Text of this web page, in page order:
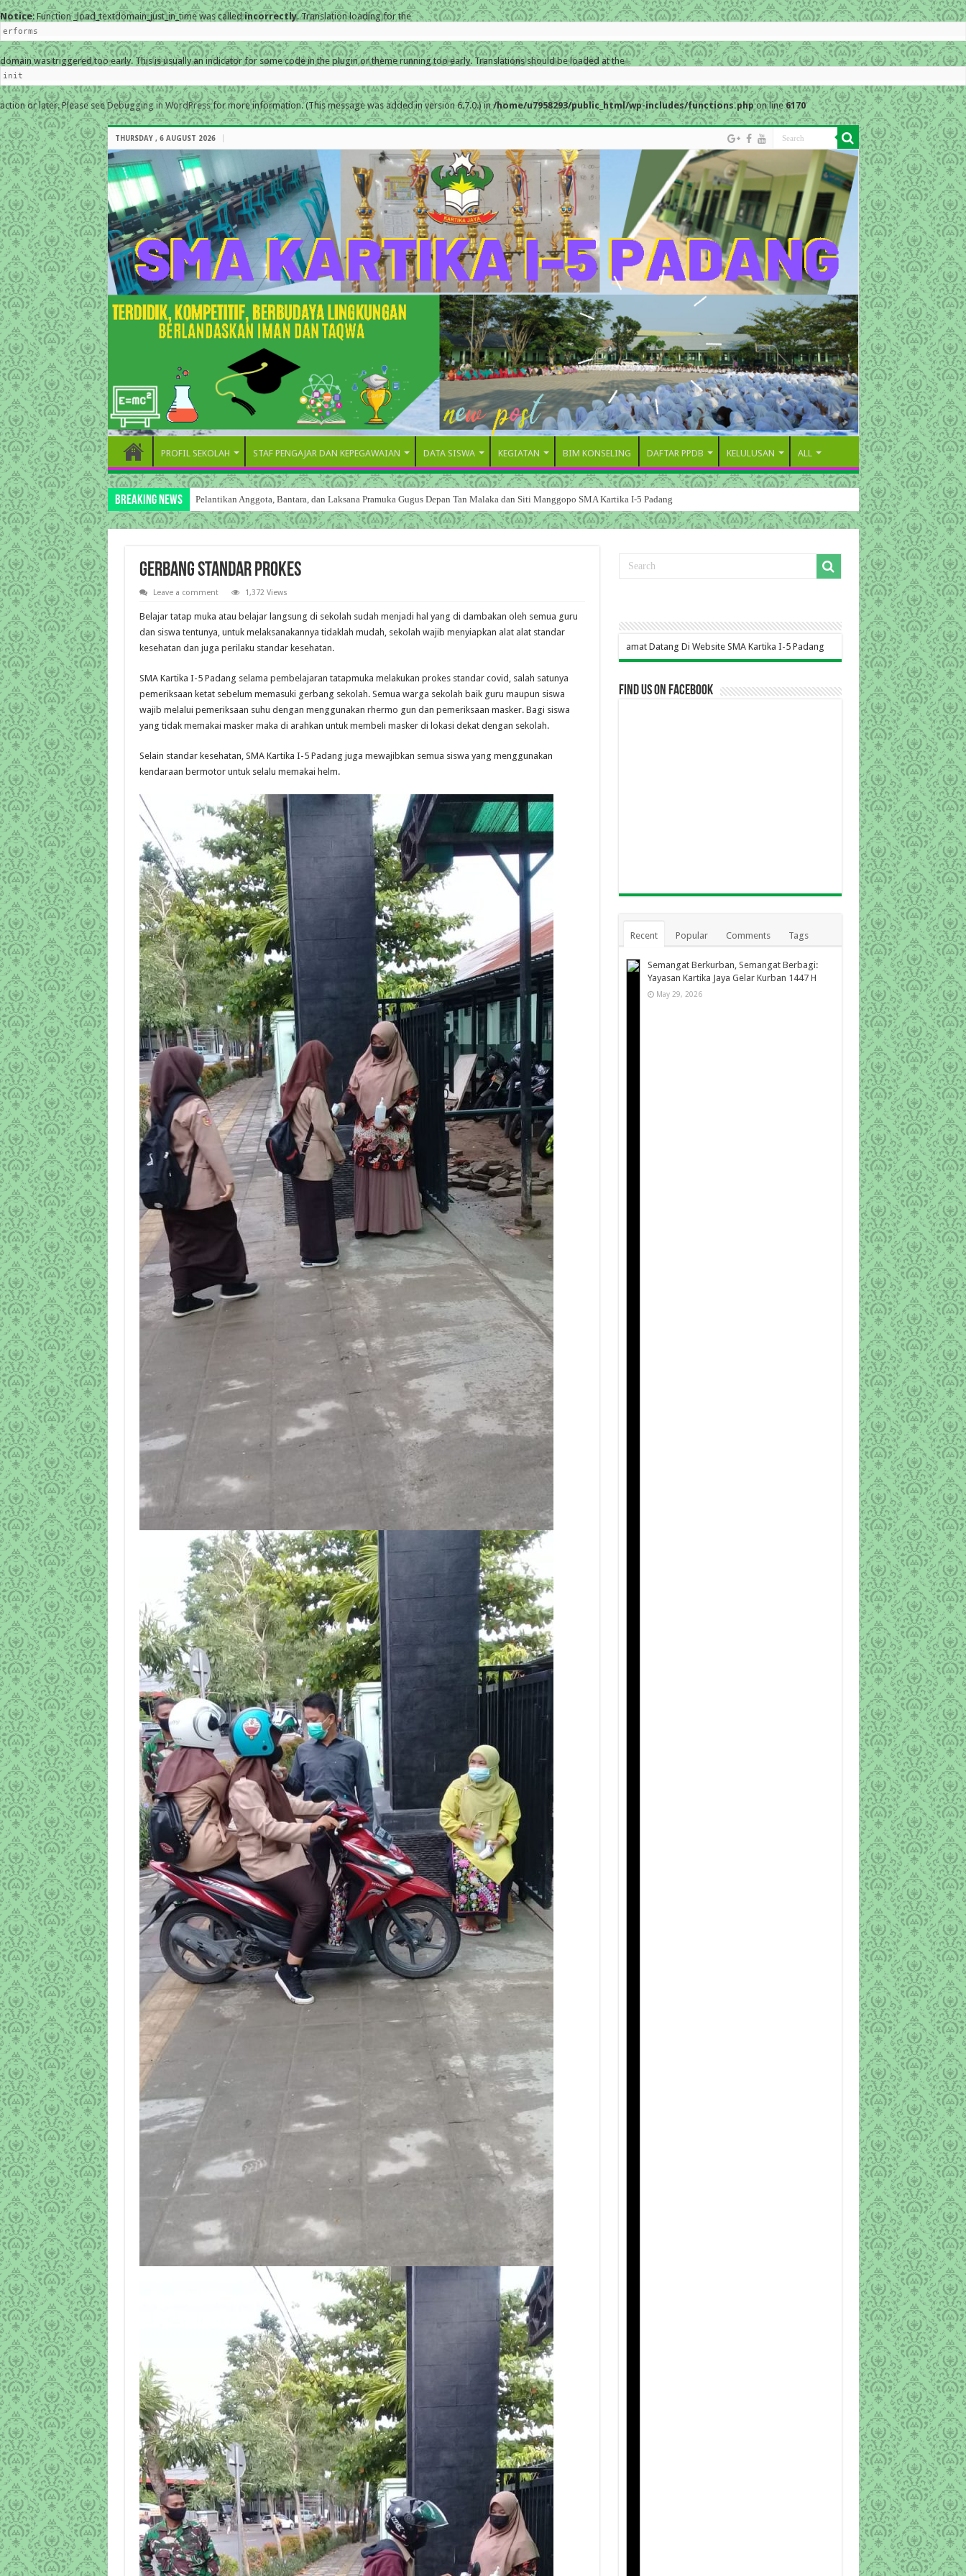
Notice: Function _load_textdomain_just_in_time was calledincorrectly. Translation loading for the
erforms
domain was triggered too early. This is usually an indicator for some code in the plugin or theme running too early. Translations should be loaded at the
init
action or later. Please seeDebugging in WordPressfor more information. (This message was added in version 6.7.0.) in/home/u7958293/public_html/wp-includes/functions.phpon line6170
THURSDAY , 6 AUGUST 2026
PROFIL SEKOLAH STAF PENGAJAR DAN KEPEGAWAIAN DATA SISWA KEGIATAN BIM KONSELING DAFTAR PPDB KELULUSAN ALL
Breaking News Pelantikan Anggota, Bantara, dan Laksana Pramuka Gugus Depan Tan Malaka dan Siti Manggopo SMA Kartika I-5 Padang
Gerbang Standar Prokes
Leave a comment 1,372 Views
Belajar tatap muka atau belajar langsung di sekolah sudah menjadi hal yang di dambakan oleh semua guru
dan siswa tentunya, untuk melaksanakannya tidaklah mudah, sekolah wajib menyiapkan alat alat standar
kesehatan dan juga perilaku standar kesehatan.
SMA Kartika I-5 Padang selama pembelajaran tatapmuka melakukan prokes standar covid, salah satunya
pemeriksaan ketat sebelum memasuki gerbang sekolah. Semua warga sekolah baik guru maupun siswa
wajib melalui pemeriksaan suhu dengan menggunakan rhermo gun dan pemeriksaan masker. Bagi siswa
yang tidak memakai masker maka di arahkan untuk membeli masker di lokasi dekat dengan sekolah.
Selain standar kesehatan, SMA Kartika I-5 Padang juga mewajibkan semua siswa yang menggunakan
kendaraan bermotor untuk selalu memakai helm.
Selamat Datang Di Website SMA Kartika I-5 Padang
Find us on Facebook
Recent Popular Comments Tags
Semangat Berkurban, Semangat Berbagi:
Yayasan Kartika Jaya Gelar Kurban 1447 H
May 29, 2026